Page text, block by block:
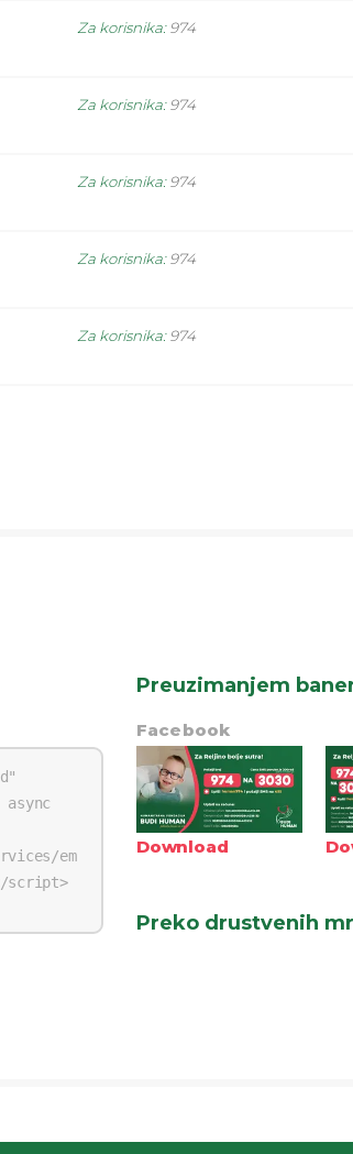
Za korisnika: 974
Za korisnika: 974
Za korisnika: 974
Za korisnika: 974
Za korisnika: 974
Preuzimanjem
Facebook
Download
Preko drustvenih